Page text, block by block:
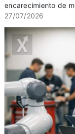
encarecimiento de
27/07/2026